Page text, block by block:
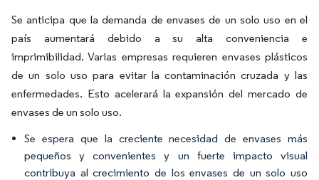
Se anticipa que la demanda de envases de un solo uso en el
país aumentará debido a su alta conveniencia e
imprimibilidad. Varias empresas requieren envases plásticos
de un solo uso para evitar la contaminación cruzada y las
enfermedades. Esto acelerará la expansión del mercado de
envases de un solo uso.
Se espera que la creciente necesidad de envases más
pequeños y convenientes y un fuerte impacto visual
contribuya al crecimiento de los envases de un solo uso